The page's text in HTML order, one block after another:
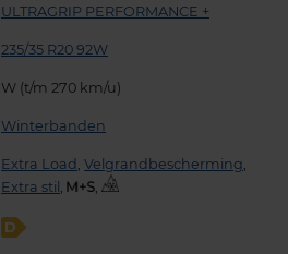
ULTRAGRIP PERFORMANCE +
235/35 R20 92W
W (t/m 270 km/u)
Winterbanden
Extra Load Velgrandbescherming
Extra stil
,
D